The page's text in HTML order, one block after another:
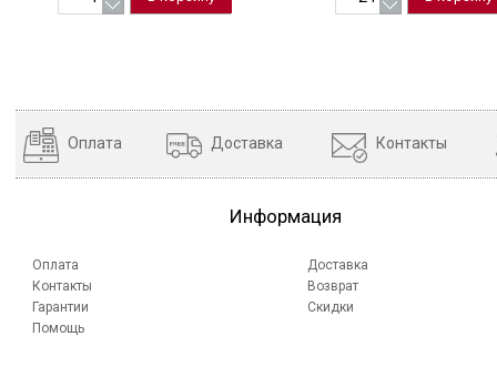
Оплата Доставка Контакты
Информация
Оплата
Контакты
Гарантии
Помощь
Доставка
Возврат
Скидки